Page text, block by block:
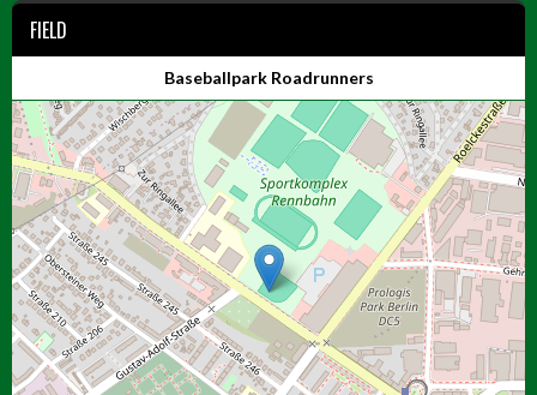
FIELD
Baseballpark Roadrunners